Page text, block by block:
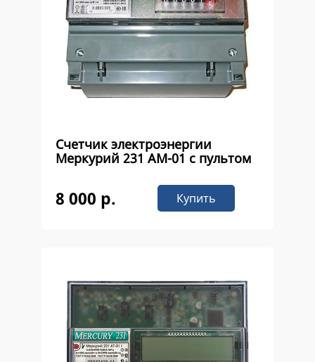
Счетчик электроэнергии
Меркурий 231 АМ-01 с пультом
8 000 р. Купить